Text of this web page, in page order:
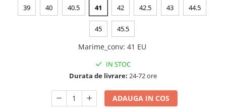
39 40 40.5 41 42 42.5 43 44.5
45 45.5
Marime_conv: 41 EU
IN STOC
Durata de livrare: 24-72 ore
ADAUGA IN COS